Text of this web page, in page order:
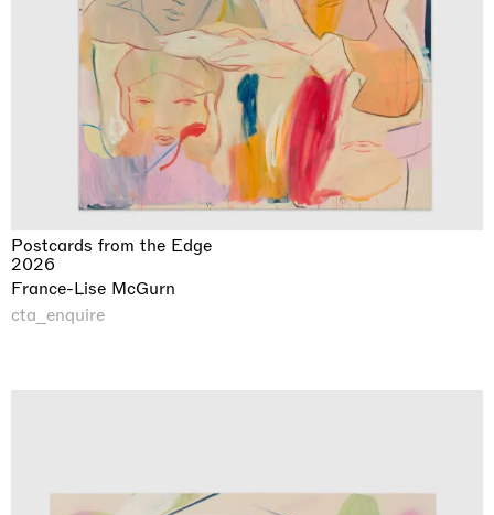
Postcards from the Edge
2026
France-Lise McGurn
cta_enquire